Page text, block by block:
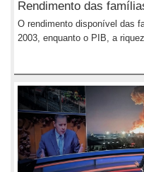
Rendimento das
O rendimento disponível das
2003, enquanto o PIB, a